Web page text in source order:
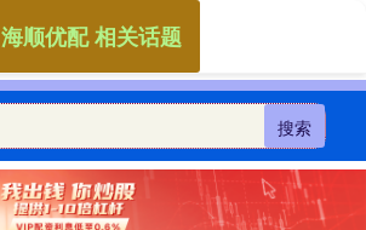
搜索
海顺优配 相关话题